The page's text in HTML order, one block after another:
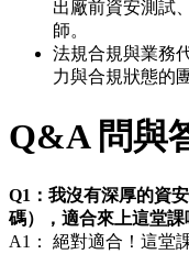
出廠前資安測試
師。
法規合規與業務
力與合規狀態的
Q&A 問與
Q1：我沒有深厚的資
碼），適合來上這堂課
A1： 絕對適合！這堂